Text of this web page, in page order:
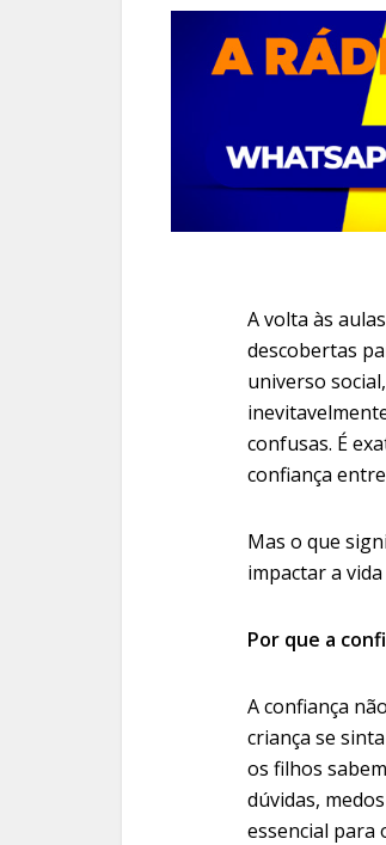
A volta às
descobertas
universo
confusas. É
confiança
Mas o que
impactar a
Por que a
A confiança
criança se
os filhos
dúvidas,
essencial para